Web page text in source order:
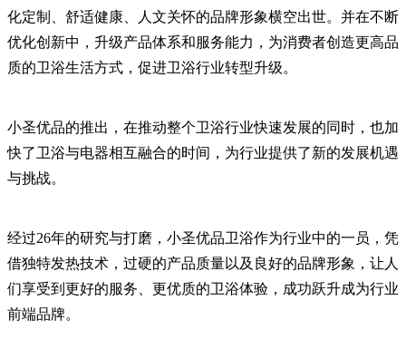
化定制、舒适健康、人文关怀的品牌形象横空出世。并在不断
优化创新中，升级产品体系和服务能力，为消费者创造更高品
质的卫浴生活方式，促进卫浴行业转型升级。
小圣优品的推出，在推动整个卫浴行业快速发展的同时，也加
快了卫浴与电器相互融合的时间，为行业提供了新的发展机遇
与挑战。
经过26年的研究与打磨，小圣优品卫浴作为行业中的一员，凭
借独特发热技术，过硬的产品质量以及良好的品牌形象，让人
们享受到更好的服务、更优质的卫浴体验，成功跃升成为行业
前端品牌。